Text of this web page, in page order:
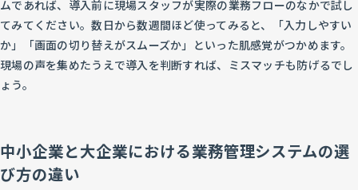
ムであれば、導入前に現場スタッフが実際の業務フローのなかで試し
てみてください。数日から数週間ほど使ってみると、「入力しやすい
か」「画面の切り替えがスムーズか」といった肌感覚がつかめます。
現場の声を集めたうえで導入を判断すれば、ミスマッチも防げるでし
ょう。
中小企業と大企業における業務管理システムの選
び方の違い